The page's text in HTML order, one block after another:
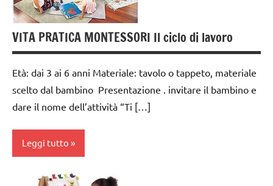
GUIDA
DIDATTICA
MONTESSORI
TUTTI GLI
ARTICOLI
manualità
PRATICA
VITA PRATICA MONTESSORI Il ciclo di lavoro
Età: dai 3 ai 6 anni Materiale: tavolo o tappeto, materiale
scelto dal bambino Presentazione . invitare il bambino e
dare il nome dell’attività “Ti […]
Leggi tutto